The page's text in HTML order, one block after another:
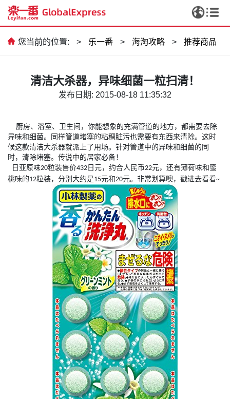
您当前的位置: > 乐一番 > 海淘攻略 > 推荐商品
清洁大杀器，异味细菌一粒扫清！
发布日期: 2015-08-18 11:35:32
厨房、浴室、卫生间，你能想象的充满管道的地方，都需要去除
异味和细菌。同样管道堵塞的粘稠脏污也需要有东西来清除。这时
候这款清洁大杀器就派上了用场。针对管道中的异味和细菌的同
时，清除堵塞。传说中的居家必备！
日亚原味20粒装售价432 日元，约合人民币22元，还有薄荷味和蜜
桃味的12粒装，分别大约是15元和20元。非常划算噢，戳进去看看~